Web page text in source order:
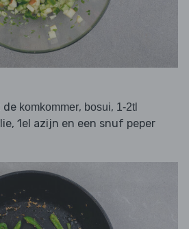
de komkommer, bosui, 1-2tl
1el azijn en een snuf peper